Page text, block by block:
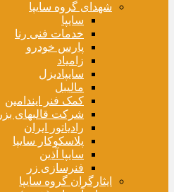
شهدای گروه سایپا
سایپا
خدمات فنی رنا
پارس خودرو
زامیاد
سایپادیزل
مالیبل
کمک فنر ایندامین
شرکت قالبهای
رادیاتور ایران
پلاسکوکار سایپا
سایپا آذین
فنرسازی زر
ایثارگران گروه سایپا